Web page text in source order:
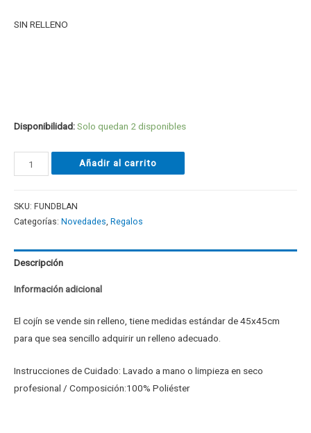
SIN RELLENO
Disponibilidad:Solo quedan 2 disponibles
Añadir al carrito
SKU: FUNDBLAN
Categorías: Novedades, Regalos
Descripción
Información adicional
El cojín se vende sin relleno, tiene medidas estándar de 45x45cm
para que sea sencillo adquirir un relleno adecuado.
Instrucciones de Cuidado: Lavado a mano o limpieza en seco
profesional / Composición:100% Poliéster